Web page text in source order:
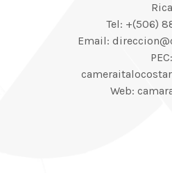
Rica
Tel: +(506)
Email:
PEC:
Web: